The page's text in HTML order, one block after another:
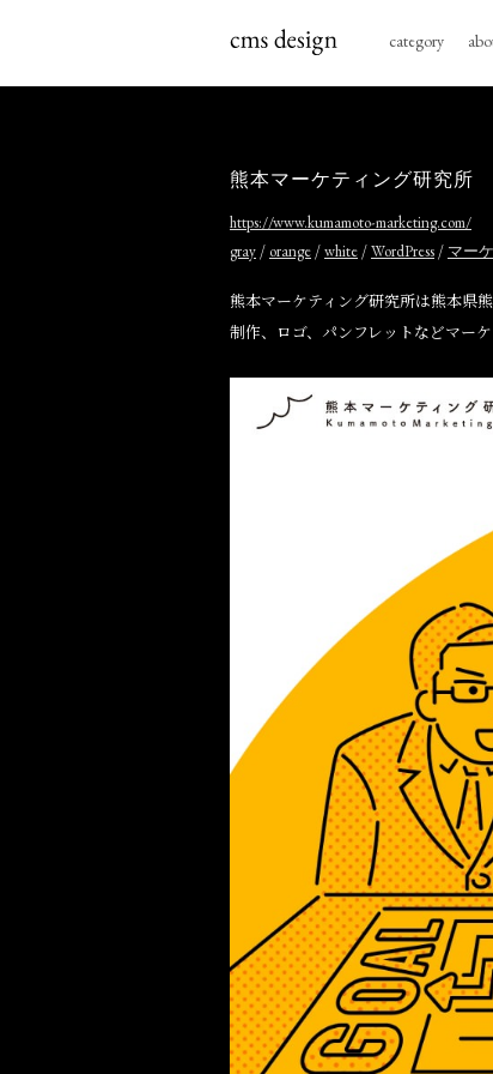
category
熊本マーケティング研究所
https://www.kumamoto-marketing.com/
gray / orange /white /WordPress / マー
熊本マーケティング研究所は熊本県
制作、ロゴ、パンフレットなどマー